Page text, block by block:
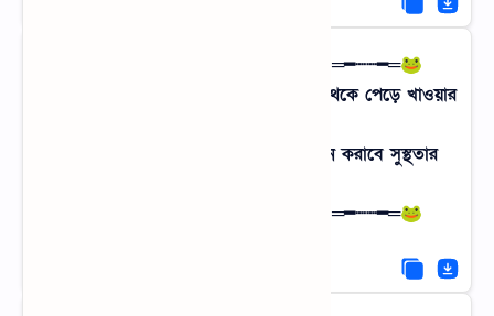
🐸═━┈┈━═🐸 সত্যিকারের স্বাদে 🐸═━┈┈━═🐸
অনলাইনের অর্গানিক ফুড নয়, সরাসরি গাছ থেকে পেড়ে খাওয়ার
গ্রামের এই স্বাদ আর ঘ্রাণই আপনাকে মনে করাবে সুস্থতার
🐸═━┈┈━═🐸 সত্যিকারের স্বাদে 🐸═━┈┈━═🐸